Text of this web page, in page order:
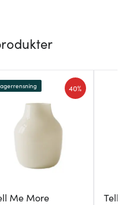
Me More
40%
Tell